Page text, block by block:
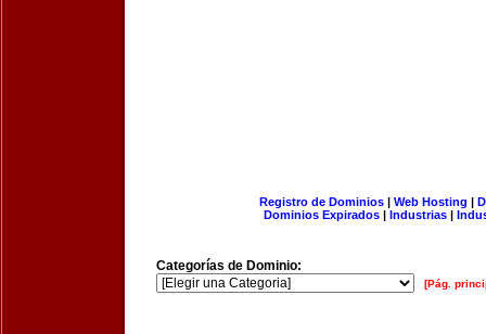
Registro de Dominios| Web Hosting |
Dominios Expirados | Industrias |
Categorías de Dominio:
[Pág.